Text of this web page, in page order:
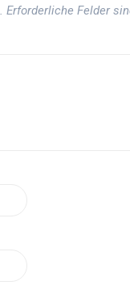
Erforderliche Felder